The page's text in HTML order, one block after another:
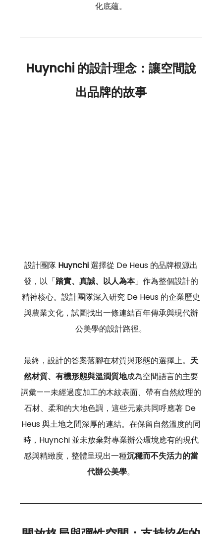
化底蘊。
Huynchi 的設計理念：讓空間說
出品牌的故事
設計團隊 Huynchi 選擇從 De Heus 的品牌根源出
發，以「踏實、真誠、以人為本」作為整個設計的
精神核心。設計團隊深入研究 De Heus 的企業歷史
與農業文化，試圖找出一條連結百年傳承與現代辦
公美學的設計路徑。
最終，設計的答案落腳在材質與形態的選擇上。 天
然材質、有機形態與溫潤質地成為空間語言的主要
詞彙——未經過度加工的木紋表面、帶有自然紋理的
石材、柔和的大地色調，這些元素共同呼應著 De
Heus 與土地之間深厚的連結。在保留自然溫度的同
時，Huynchi 並未放棄對專業辦公環境應有的現代
感與精緻度，整體呈現出一種沉穩而不失活力的當
代辦公美學。